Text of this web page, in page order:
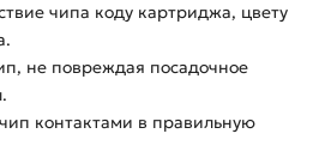
чипа коду картриджа, цвету
не повреждая посадочное
контактами в правильную